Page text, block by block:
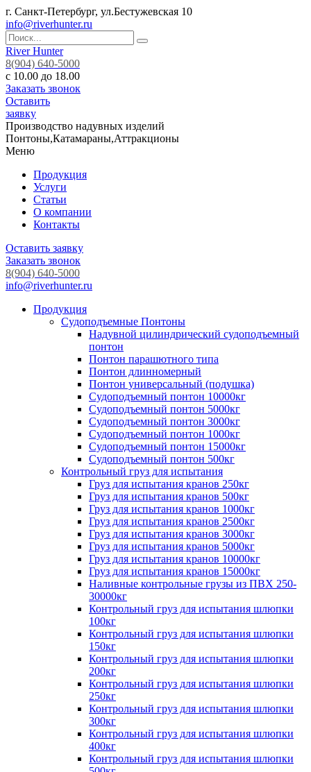
г. Санкт-Петербург, ул.Бестужевская 10
info@riverhunter.ru
River Hunter
8(904) 640-5000
с 10.00 до 18.00
Заказать звонок
Оставить
заявку
Производство надувных изделий
Понтоны,Катамараны,Аттракционы
Меню
Продукция
Услуги
Статьи
О компании
Контакты
Оставить заявку
Заказать звонок
8(904) 640-5000
info@riverhunter.ru
Продукция
Судоподъемные Понтоны
Надувной цилиндрический судоподъемный
понтон
Понтон парашютного типа
Понтон длинномерный
Понтон универсальный (подушка)
Судоподъемный понтон 10000кг
Судоподъемный понтон 5000кг
Судоподъемный понтон 3000кг
Судоподъемный понтон 1000кг
Судоподъемный понтон 15000кг
Судоподъемный понтон 500кг
Контрольный груз для испытания
Груз для испытания кранов 250кг
Груз для испытания кранов 500кг
Груз для испытания кранов 1000кг
Груз для испытания кранов 2500кг
Груз для испытания кранов 3000кг
Груз для испытания кранов 5000кг
Груз для испытания кранов 10000кг
Груз для испытания кранов 15000кг
Наливные контрольные грузы из ПВХ 250-
30000кг
Контрольный груз для испытания шлюпки
100кг
Контрольный груз для испытания шлюпки
150кг
Контрольный груз для испытания шлюпки
200кг
Контрольный груз для испытания шлюпки
250кг
Контрольный груз для испытания шлюпки
300кг
Контрольный груз для испытания шлюпки
400кг
Контрольный груз для испытания шлюпки